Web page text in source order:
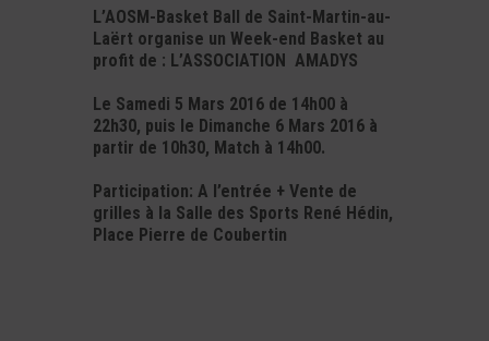
L’AOSM-Basket Ball de Saint-Martin-au-
Laërt organise un Week-end Basket au
profit de : L’ASSOCIATION AMADYS
Le Samedi 5 Mars 2016 de 14h00 à
22h30, puis le Dimanche 6 Mars 2016 à
partir de 10h30, Match à 14h00.
Participation: A l’entrée + Vente de
grilles à la Salle des Sports René Hédin,
Place Pierre de Coubertin